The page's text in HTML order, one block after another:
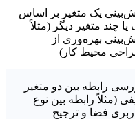
یک متغیر بر اساس
یا چند متغیر دیگر (مثلاً
بهره‌وری از
محیط کار)
رابطه بین دو متغیر
(مثلاً رابطه بین نوع
فضا و ترجیح